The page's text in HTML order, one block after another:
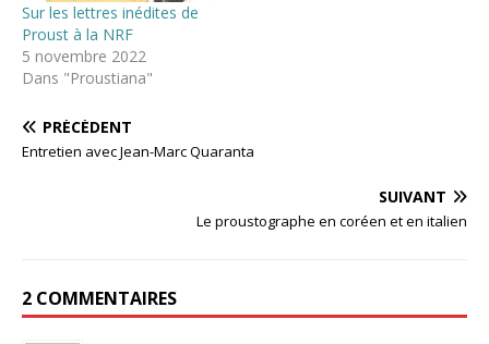
Sur les lettres inédites de
Proust à la NRF
5 novembre 2022
Dans "Proustiana"
PRÉCÉDENT
Entretien avec Jean-Marc Quaranta
SUIVANT
Le proustographe en coréen et en italien
2 COMMENTAIRES